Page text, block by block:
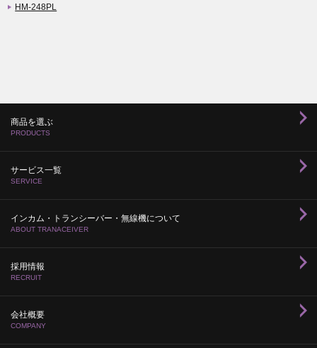
HM-248PL
商品を選ぶ
PRODUCTS
サービス一覧
SERVICE
インカム・トランシーバー・無線機について
ABOUT TRANACEIVER
採用情報
RECRUIT
会社概要
COMPANY